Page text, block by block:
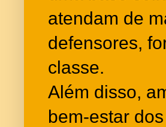
atendam de
defensores,
classe.
Além disso,
bem-estar